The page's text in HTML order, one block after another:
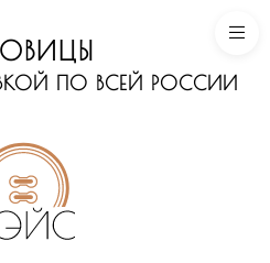
ПО ВСЕЙ РОССИИ